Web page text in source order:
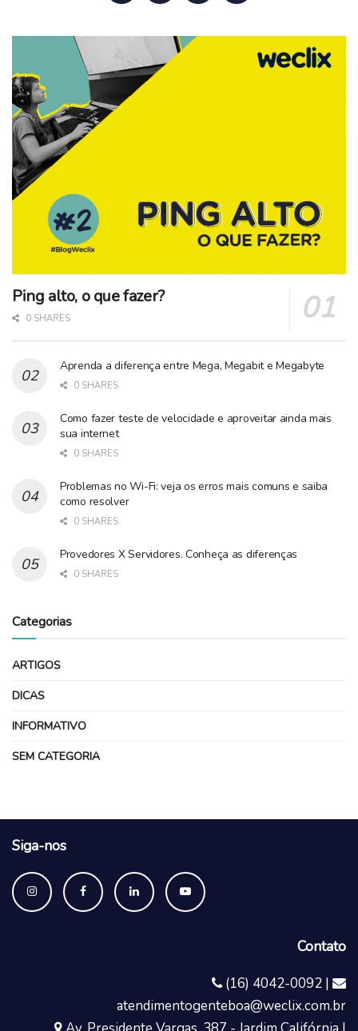
Ping alto, o que fazer?
0 SHARES
Aprenda a diferença entre Mega, Megabit e Megabyte
0 SHARES
Como fazer teste de velocidade e aproveitar ainda mais
sua internet
0 SHARES
Problemas no Wi-Fi: veja os erros mais comuns e saiba
como resolver
0 SHARES
Provedores X Servidores. Conheça as diferenças
0 SHARES
Categorias
ARTIGOS
DICAS
INFORMATIVO
SEM CATEGORIA
Siga-nos
Contato
(16) 4042-0092 |
atendimentogenteboa@weclix.com.br